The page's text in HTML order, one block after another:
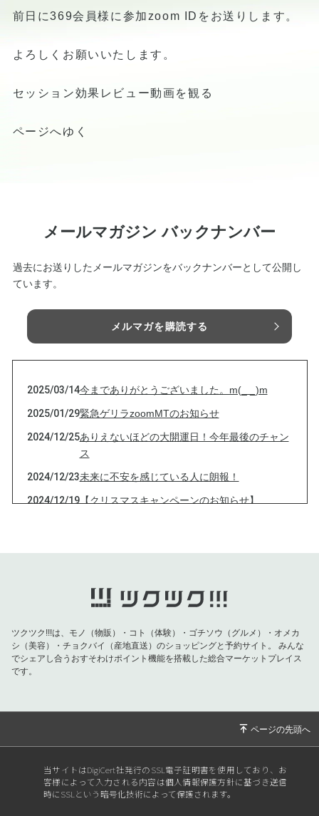
前日に369会員様に参加zoom IDをお送りします。
よろしくお願いいたします。
セッション効果レビュー動画を観る
ページへゆく
メールマガジン バックナンバー
過去にお送りしたメールマガジンをバックナンバーとして公開し
ています。
メルマガを購読する
2025/03/14今までありがとうございました。m(_ _)m
2025/01/29緊急ゲリラzoomMTのお知らせ
2024/12/25ありえないほどの大開運日！今年最後のチャン
ス
2024/12/23未来に不安を感じている人に朗報！
2024/12/19【クリスマスキャンペーンのお知らせ】
【満月無料相談会・無料開運セッション（ショ
ートバージョン）zoomIDのおしらせ】
2024/11/14【お知らせ】16日土曜 満月無料なんでも相談
会・天賦の才開セッション（ショートバージョ
2024/10/3111月１日 新月無料相談会、一斉無料開運セッ
ション（ショートバージョン）zoomIDのお知
らせ
2024/10/29新月無料相談会、無料開運セッション（ショー
トバージョン）のお知らせ
ツクツク!!!は、モノ（物販）・コト（体験）・ゴチソウ（グルメ）・オメカ
シ（美容）・チョクバイ（産地直送）のショッピングと予約サイト。
みんな
でシェアし合うおすそわけポイント機能を搭載した総合マーケットプレイス
です。
当サイトはDigiCert社発行のSSL電子証明書を使用しており、お
客様によって入力される内容は個人情報保護方針に基づき送信
時にSSLという暗号化技術によって保護されます。